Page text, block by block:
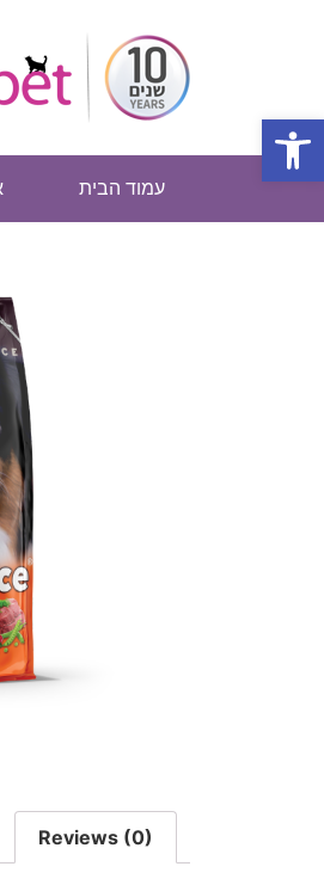
פתח סרגל נגישות
עמוד הבית
Reviews (0)